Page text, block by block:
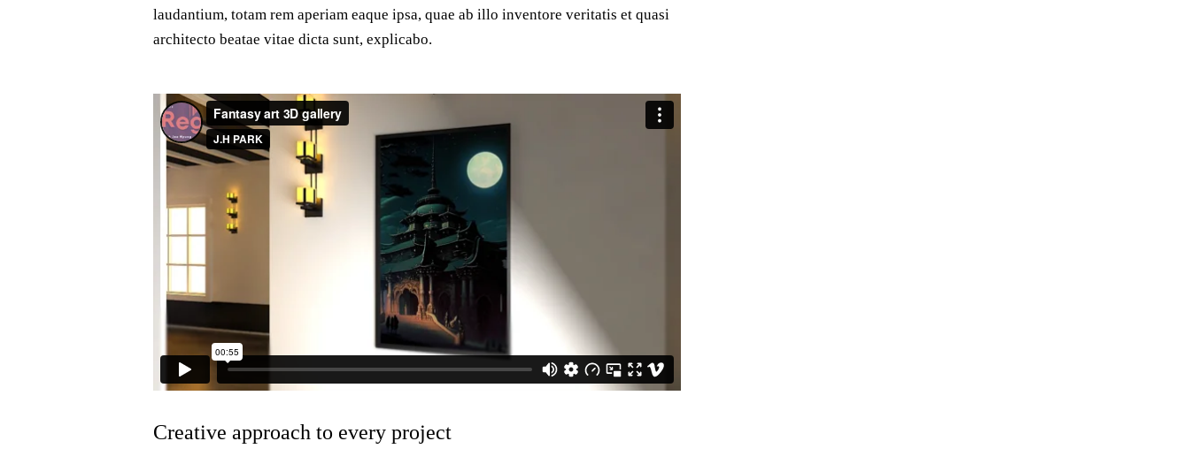
laudantium, totam rem aperiam eaque ipsa, quae ab illo inventore veritatis et quasi
architecto beatae vitae dicta sunt, explicabo.
Creative approach to every project